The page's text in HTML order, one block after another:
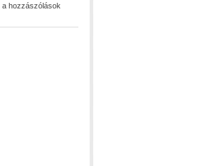
a hozzászólások